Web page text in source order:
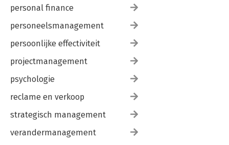
personal finance
personeelsmanagement
persoonlijke effectiviteit
projectmanagement
psychologie
reclame en verkoop
strategisch management
verandermanagement